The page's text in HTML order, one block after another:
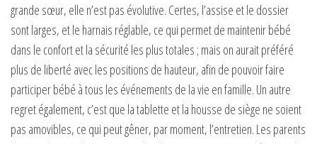
grande sœur, elle n’est pas évolutive. Certes, l’assise et le dossier
sont larges, et le harnais réglable, ce qui permet de maintenir bébé
dans le confort et la sécurité les plus totales ; mais on aurait préféré
plus de liberté avec les positions de hauteur, afin de pouvoir faire
participer bébé à tous les événements de la vie en famille. Un autre
regret également, c’est que la tablette et la housse de siège ne soient
pas amovibles, ce qui peut gêner, par moment, l’entretien. Les parents